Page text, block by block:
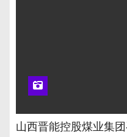
山西晋能控股煤业集